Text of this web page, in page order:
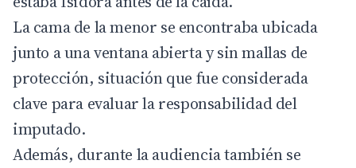
La cama de la menor se encontraba ubicada
junto a una ventana abierta y sin mallas de
protección, situación que fue considerada
clave para evaluar la responsabilidad del
imputado.
Además, durante la audiencia también se